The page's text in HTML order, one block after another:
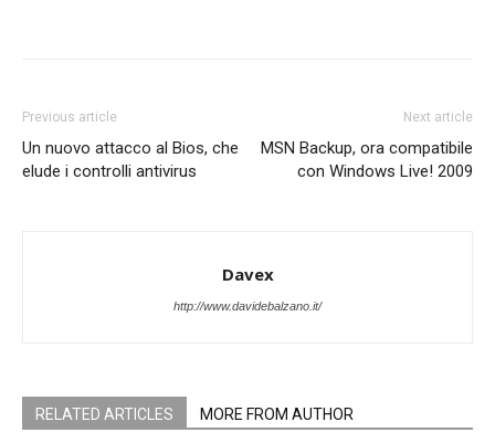
Previous article
Un nuovo attacco al Bios, che
elude i controlli antivirus
Next article
MSN Backup, ora compatibile
con Windows Live! 2009
Davex
http://www.davidebalzano.it/
RELATED ARTICLES MORE FROM AUTHOR